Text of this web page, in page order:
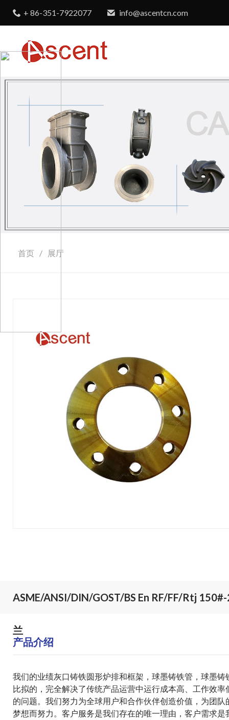
+ 86-351-7922077 info@ascentcn.com
首页 / 展厅
ASME/ANSI/DIN/GOST/BS En RF/FF/Rtj
兰
产品介绍
我们的业绩灰口铸铁圆形炉排和框架 ， 球墨铸铁管 ， 球墨铸
比拟的，完全解决了传统产品运营中运行成本高、工作效率
的问题。我们努力为全球用户和合作伙伴创造价值，为团队
梦想而努力。客户服务是我们存在的唯一理由，客户需求是